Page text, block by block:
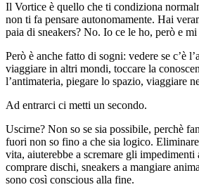
Il Vortice è quello che ti condiziona
non ti fa pensare autonomamente. Hai
paia di sneakers? No. Io ce le ho, però e
Però è anche fatto di sogni: vedere se c’è
viaggiare in altri mondi, toccare la
l’antimateria, piegare lo spazio, viaggiare
Ad entrarci ci metti un secondo.
Uscirne? Non so se sia possibile, perchè
fuori non so fino a che sia logico.
vita, aiuterebbe a scremare gli
comprare dischi, sneakers a mangiare
sono così conscious alla fine.